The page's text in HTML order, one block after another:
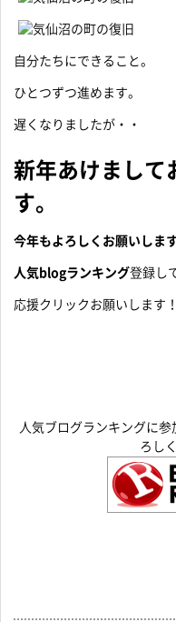
自分たちにできること。
ひとつずつ進めます。
遅くなりましたが・・
新年あけまして
す。
今年もよろしくお願いしま
人気blogランキング登録し
応援クリックお願いします！
人気ブログランキングに
ろし